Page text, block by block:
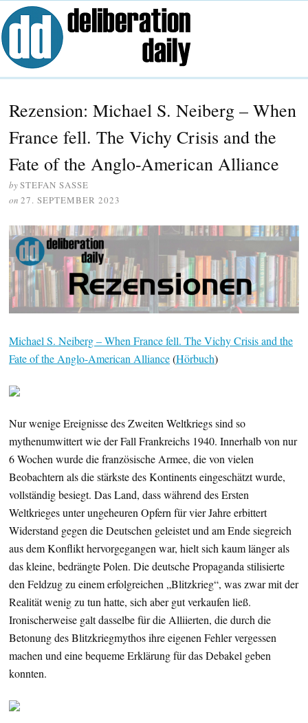
Rezension: Michael S. Neiberg – When
France fell. The Vichy Crisis and the
Fate of the Anglo-American Alliance
bySTEFAN SASSE
on 27. SEPTEMBER 2023
Michael S. Neiberg – When France fell. The Vichy Crisis and the
Fate of the Anglo-American Alliance(Hörbuch)
Nur wenige Ereignisse des Zweiten Weltkriegs sind so
mythenumwittert wie der Fall Frankreichs 1940. Innerhalb von nur
6 Wochen wurde die französische Armee, die von vielen
Beobachtern als die stärkste des Kontinents eingeschätzt wurde,
vollständig besiegt. Das Land, dass während des Ersten
Weltkrieges unter ungeheuren Opfern für vier Jahre erbittert
Widerstand gegen die Deutschen geleistet und am Ende siegreich
aus dem Konflikt hervorgegangen war, hielt sich kaum länger als
das kleine, bedrängte Polen. Die deutsche Propaganda stilisierte
den Feldzug zu einem erfolgreichen „Blitzkrieg“, was zwar mit der
Realität wenig zu tun hatte, sich aber gut verkaufen ließ.
Ironischerweise galt dasselbe für die Alliierten, die durch die
Betonung des Blitzkriegmythos ihre eigenen Fehler vergessen
machen und eine bequeme Erklärung für das Debakel geben
konnten.